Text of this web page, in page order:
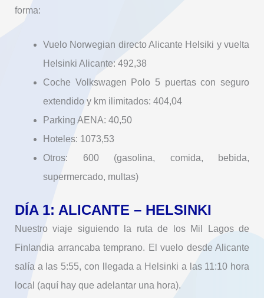
forma:
Vuelo Norwegian directo Alicante Helsiki y vuelta
Helsinki Alicante: 492,38
Coche Volkswagen Polo 5 puertas con seguro
extendido y km ilimitados: 404,04
Parking AENA: 40,50
Hoteles: 1073,53
Otros: 600 (gasolina, comida, bebida,
supermercado, multas)
DÍA 1: ALICANTE – HELSINKI
Nuestro viaje siguiendo la ruta de los Mil Lagos de
Finlandia arrancaba temprano. El vuelo desde Alicante
salía a las 5:55, con llegada a Helsinki a las 11:10 hora
local (aquí hay que adelantar una hora).